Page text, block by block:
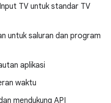
TV untuk standar TV
untuk saluran dan program
aplikasi
waktu
mendukung API